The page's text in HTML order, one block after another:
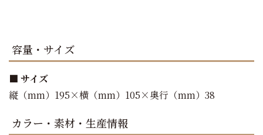
容量・サイズ
■ サイズ
縦（mm）195×横（mm）105×奥行（mm）38
カラー・素材・生産情報